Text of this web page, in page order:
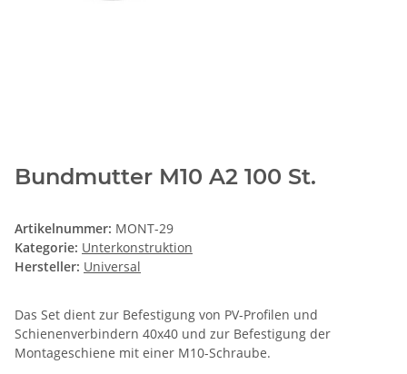
Bundmutter M10 A2 100 St.
Artikelnummer: MONT-29
Kategorie: Unterkonstruktion
Hersteller: Universal
Das Set dient zur Befestigung von PV-Profilen und
Schienenverbindern 40x40 und zur Befestigung der
Montageschiene mit einer M10-Schraube.